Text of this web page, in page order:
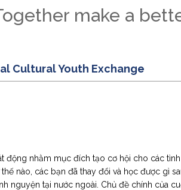
make a
Cultural Youth Exchange
động nhằm mục đích tạo cơ hội cho các
nào, các bạn đã thay đổi và học được gì
nguyện tại nước ngoài. Chủ đề chính của